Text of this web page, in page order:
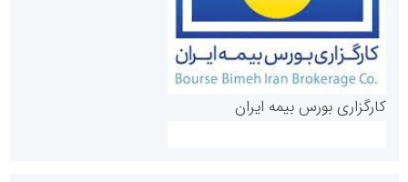
کارگزاری بورس بیمه ایران